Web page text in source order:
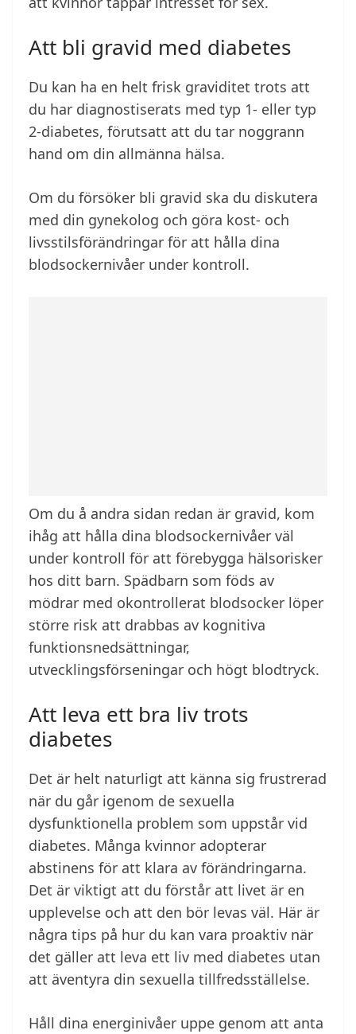
Att bli gravid med diabetes
Du kan ha en helt frisk graviditet trots att
du har diagnostiserats med typ 1- eller typ
2-diabetes, förutsatt att du tar noggrann
hand om din allmänna hälsa.
Om du försöker bli gravid ska du diskutera
med din gynekolog och göra kost- och
livsstilsförändringar för att hålla dina
blodsockernivåer under kontroll.
Om du å andra sidan redan är gravid, kom
ihåg att hålla dina blodsockernivåer väl
under kontroll för att förebygga hälsorisker
hos ditt barn. Spädbarn som föds av
mödrar med okontrollerat blodsocker löper
större risk att drabbas av kognitiva
funktionsnedsättningar,
utvecklingsförseningar och högt blodtryck.
Att leva ett bra liv trots
diabetes
Det är helt naturligt att känna sig frustrerad
när du går igenom de sexuella
dysfunktionella problem som uppstår vid
diabetes. Många kvinnor adopterar
abstinens för att klara av förändringarna.
Det är viktigt att du förstår att livet är en
upplevelse och att den bör levas väl. Här är
några tips på hur du kan vara proaktiv när
det gäller att leva ett liv med diabetes utan
att äventyra din sexuella tillfredsställelse.
Håll dina energinivåer uppe genom att anta